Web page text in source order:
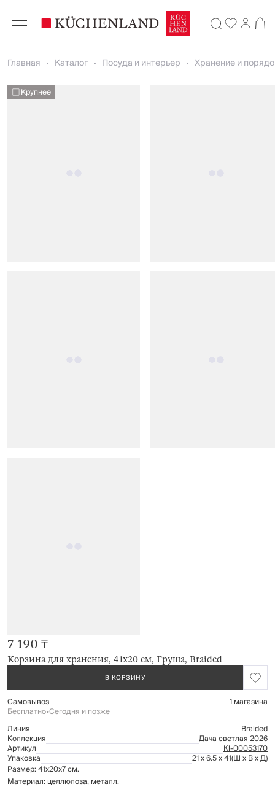
Главная Каталог Посуда и интерьер Хранение и
Крупнее
Корзина для хранения, 41х20 см, Груша, Braided
7 190 ₸
В КОРЗИНУ
Самовывоз 1 магазина
Бесплатно•Сегодня и позже
Линия
Braided
Коллекция Дача светлая 2026
Артикул Kl-00053170
Упаковка 21 x 6.5 x 41(Ш x В x Д)
Размер: 41х20х7 см.
Материал: целлюлоза, металл.